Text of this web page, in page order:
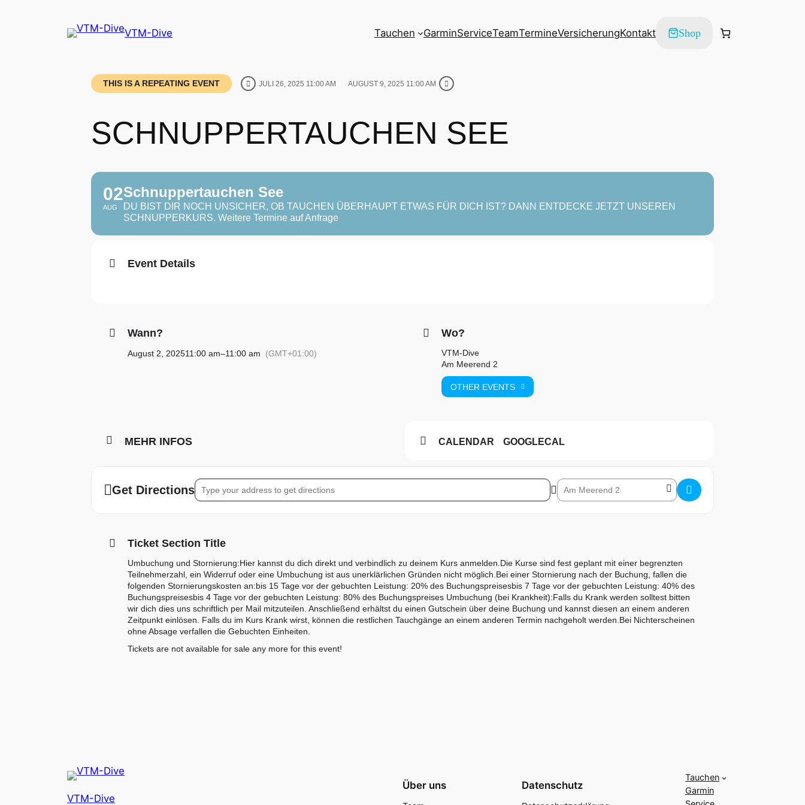
VTM-Dive Tauchen GarminServiceTeamTermineVersicherungKontakt Shop
THIS IS A REPEATING EVENT JULI 26, 2025 11:00 AM AUGUST 9, 2025 11:00 AM
SCHNUPPERTAUCHEN SEE
02
AUG
Schnuppertauchen See
DU BIST DIR NOCH UNSICHER, OB TAUCHEN ÜBERHAUPT ETWAS FÜR DICH IST? DANN ENTDECKE JETZT UNSEREN
SCHNUPPERKURS. Weitere Termine auf Anfrage
Event Details
Wann?
August 2, 202511:00 am–11:00 am (GMT+01:00)
Wo?
VTM-Dive
Am Meerend 2
OTHER EVENTS
MEHR INFOS CALENDAR GOOGLECAL
Get DirectionsAddress – Schnuppertauchen See [] Destination Address – Schnuppertauchen See []
Ticket Section Title
Umbuchung und Stornierung:Hier kannst du dich direkt und verbindlich zu deinem Kurs anmelden.Die Kurse sind fest geplant mit einer begrenzten
Teilnehmerzahl, ein Widerruf oder eine Umbuchung ist aus unerklärlichen Gründen nicht möglich.Bei einer Stornierung nach der Buchung, fallen die
folgenden Stornierungskosten an:bis 15 Tage vor der gebuchten Leistung: 20% des Buchungspreisesbis 7 Tage vor der gebuchten Leistung: 40% des
Buchungspreisesbis 4 Tage vor der gebuchten Leistung: 80% des Buchungspreises Umbuchung (bei Krankheit):Falls du Krank werden solltest bitten
wir dich dies uns schriftlich per Mail mitzuteilen. Anschließend erhältst du einen Gutschein über deine Buchung und kannst diesen an einem anderen
Zeitpunkt einlösen. Falls du im Kurs Krank wirst, können die restlichen Tauchgänge an einem anderen Termin nachgeholt werden.Bei Nichterscheinen
ohne Absage verfallen die Gebuchten Einheiten.
Tickets are not available for sale any more for this event!
VTM-Dive
Über uns Datenschutz
Tauchen
Garmin